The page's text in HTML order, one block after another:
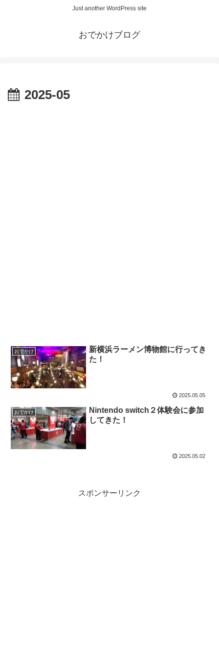
Just another WordPress site
おでかけブログ
2025-05
おでかけ
新横浜ラーメン博物館に行ってき
た！
2025.05.05
おでかけ
Nintendo switch２体験会に参加
してきた！
2025.05.02
スポンサーリンク